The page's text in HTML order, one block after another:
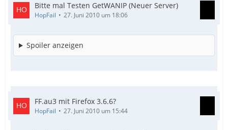
Bitte mal Testen GetWANIP (Neuer Server)
HopFail 27. Juni 2010 um 18:06
Spoiler anzeigen
FF.au3 mit Firefox 3.6.6?
HopFail 27. Juni 2010 um 15:44